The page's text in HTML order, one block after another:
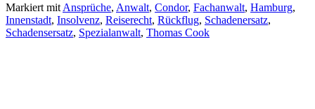
Markiert mit Ansprüche, Anwalt, Condor, Fachanwalt, Hamburg,
Innenstadt, Insolvenz, Reiserecht, Rückflug, Schadenersatz,
Schadensersatz, Spezialanwalt, Thomas Cook